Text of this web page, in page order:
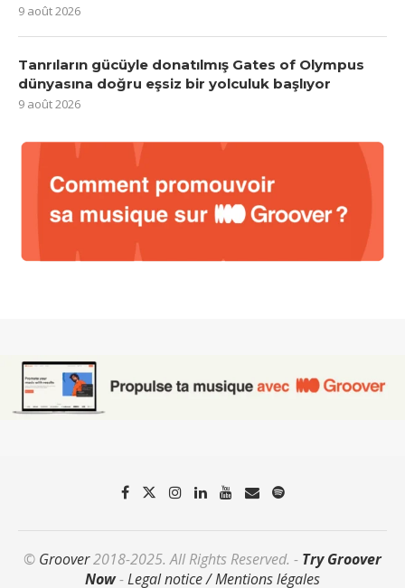
9 août 2026
Tanrıların gücüyle donatılmış Gates of Olympus
dünyasına doğru eşsiz bir yolculuk başlıyor
9 août 2026
© Groover2018-2025. All Rights Reserved. - Try Groover
Now-Legal notice / Mentions légales